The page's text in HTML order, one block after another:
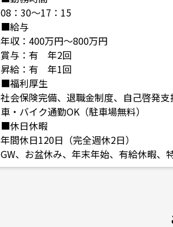
08：30～17：15
■給与
年収：400万円～800万円
賞与：有 年2回
昇給：有 年1回
■福利厚生
社会保険完備、退職金制度、自己啓発
車・バイク通勤OK（駐車場無料）
■休日休暇
年間休日120日（完全週休2日）
GW、お盆休み、年末年始、有給休暇、